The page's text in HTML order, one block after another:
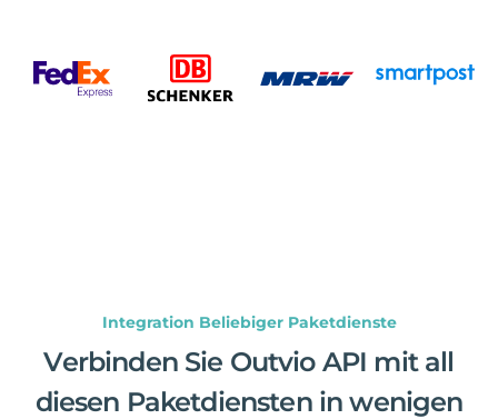
Integration Beliebiger Paketdienste
Verbinden Sie Outvio API mit all
diesen Paketdiensten in wenigen